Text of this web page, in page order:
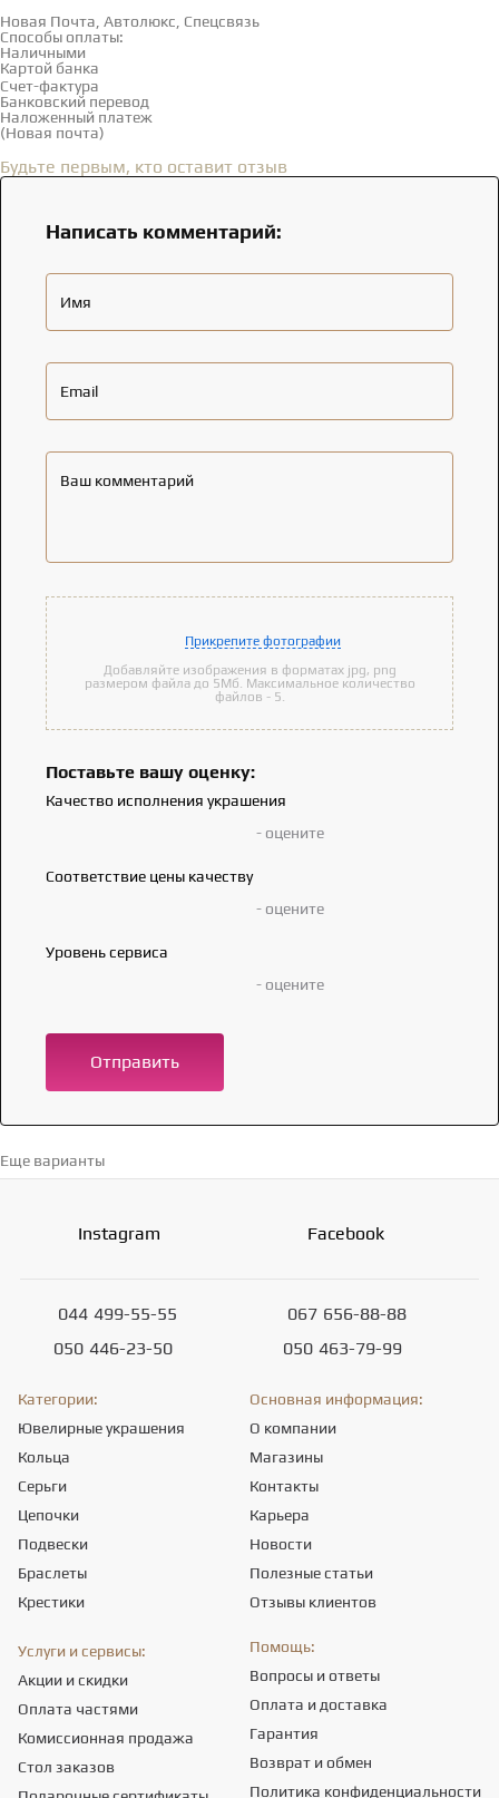
Новая Почта, Автолюкс, Спецсвязь
Способы оплаты:
Наличными
Картой банка
Счет-фактура
Банковский перевод
Наложенный платеж
(Новая почта)
Будьте первым, кто оставит отзыв
Написать комментарий:
Имя
Email
Ваш комментарий
Прикрепите фотографии
Добавляйте изображения в форматах jpg, png
размером файла до 5Мб. Максимальное количество
файлов - 5.
Поставьте вашу оценку:
Качество исполнения украшения
- оцените
Соответствие цены качеству
- оцените
Уровень сервиса
- оцените
Отправить
Еще варианты
Instagram Facebook
044 499-55-55
050 446-23-50
067 656-88-88
050 463-79-99
Категории:
Ювелирные украшения
Кольца
Серьги
Цепочки
Подвески
Браслеты
Крестики
Основная информация:
О компании
Магазины
Контакты
Карьера
Новости
Полезные статьи
Отзывы клиентов
Услуги и сервисы:
Акции и скидки
Оплата частями
Комиссионная продажа
Стол заказов
Помощь:
Вопросы и ответы
Оплата и доставка
Гарантия
Возврат и обмен
Политика конфиденциальности